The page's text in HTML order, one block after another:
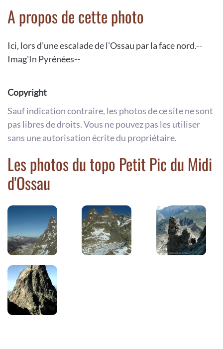
A propos de cette photo
Ici, lors d'une escalade de l'Ossau par la face nord.--
Imag'In Pyrénées--
Copyright
Sauf indication contraire, les photos de ce site ne sont
pas libres de droits. Vous ne pouvez pas les utiliser
sans une autorisation écrite du propriétaire.
Les photos du topo Petit Pic du Midi
d'Ossau